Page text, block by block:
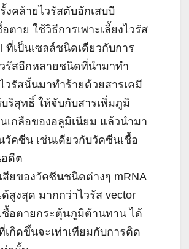
งคล้ายไวรัสตับอักเสบบี
ตาย ใช้วิธีการเพาะเลี้ยงไวรัส
ที่เป็นเซลล์ชนิดเดียวกับการ
วรัสอีกหลายชนิดที่นำมาทำ
วรัสนั้นมาทำร้ายด้วยสารเคมี
ริสุทธิ์ ให้จับกับสารเพิ่มภูมิ
เกลือของอลูมิเนียม แล้วนำมา
วัคซีน เช่นเดียวกับวัคซีนเชื้อ
ดีต
สียของวัคซีนชนิดต่างๆ mRNA
สูงสุด มากกว่าไวรัส vector
อตายกระตุ้นภูมิต้านทาน ได้
เกิดขึ้นจะเท่าเทียมกับการติด